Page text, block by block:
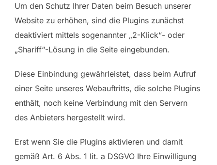
Um den Schutz Ihrer Daten beim Besuch unserer
Website zu erhöhen, sind die Plugins zunächst
deaktiviert mittels sogenannter „2-Klick“- oder
„Shariff“-Lösung in die Seite eingebunden.
Diese Einbindung gewährleistet, dass beim Aufruf
einer Seite unseres Webauftritts, die solche Plugins
enthält, noch keine Verbindung mit den Servern
des Anbieters hergestellt wird.
Erst wenn Sie die Plugins aktivieren und damit
gemäß Art. 6 Abs. 1 lit. a DSGVO Ihre Einwilligung